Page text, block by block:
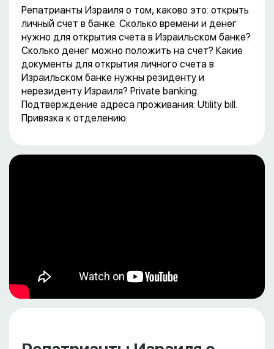
Репатрианты Израиля о том, каково это: открыть
личный счет в банке. Сколько времени и денег
нужно для открытия счета в Израильском банке?
Сколько денег можно положить на счет? Какие
документы для открытия личного счета в
Израильском банке нужны резиденту и
нерезиденту Израиля? Private banking.
Подтверждение адреса проживания: Utility bill.
Привязка к отделению.